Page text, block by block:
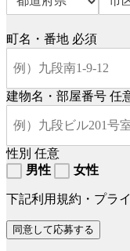
町名・番地 必須
建物名・部屋番号 任
性別 任意
男性
女性
下記利用規約・プラ